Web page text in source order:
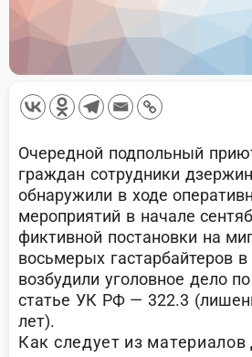
Очередной подпольный
граждан сотрудники
обнаружили в ходе
мероприятий в начале
фиктивной постановки на
восьмерых гастарбайтеров
возбудили уголовное дело
статье УК РФ — 322.3
лет).
Как следует из материалов